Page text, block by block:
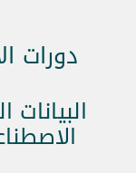
دورات